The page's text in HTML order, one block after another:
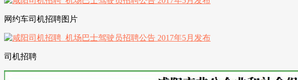
网约车司机招聘图片
司机招聘